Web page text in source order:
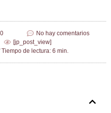
No hay comentarios
[jp_post_view]
de lectura: 6 min.